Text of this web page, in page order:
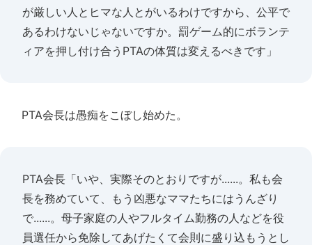
が厳しい人とヒマな人とがいるわけですから、公平で
あるわけないじゃないですか。罰ゲーム的にボランテ
ィアを押し付け合うPTAの体質は変えるべきです」
PTA会長は愚痴をこぼし始めた。
PTA会長「いや、実際そのとおりですが......。私も会
長を務めていて、もう凶悪なママたちにはうんざり
で......。母子家庭の人やフルタイム勤務の人などを役
員選任から免除してあげたくて会則に盛り込もうとし